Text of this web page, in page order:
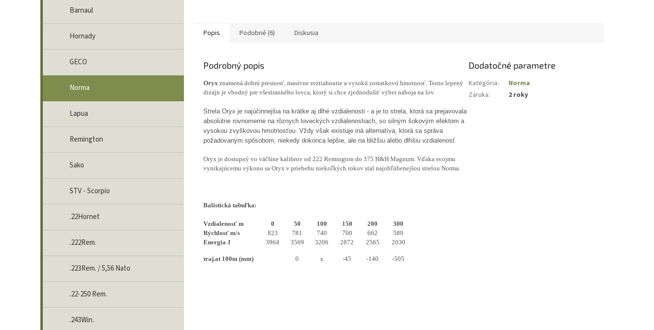
Barnaul
Hornady
GECO
Norma
Lapua
Remington
Sako
STV - Scorpio
.22Hornet
.222Rem.
.223Rem. / 5,56 Nato
.22-250 Rem.
.243Win.
Popis Podobné (6) Diskusia
Podrobný popis
Oryx znamená dobrú presnosť, masívne roztiahnutie a vysokú zostatkovú hmotnosť. Tento lepený
dizajn je vhodný pre všestranného lovca, ktorý si chce zjednodušiť výber náboja na lov.
Strela Oryx je najúčinnejšia na krátke aj dlhé vzdialenosti - a je to strela, ktorá sa prejavovala
absolútne rovnomerne na rôznych loveckých vzdialenostiach, so silným šokovým efektom a
vysokou zvyškovou hmotnosťou. Vždy však existuje iná alternatíva, ktorá sa správa
požadovaným spôsobom, niekedy dokonca lepšie, ale na bližšiu alebo dlhšiu vzdialenosť.
Oryx je dostupný vo väčšine kalibrov od 222 Remington do 375 H&H Magnum. Vďaka svojmu
vynikajúcemu výkonu sa Oryx v priebehu niekoľkých rokov stal najobľúbenejšou strelou Norma.
Balistická tabuľka:
Vzdialenosť m 0 50 100 150 200
300
Rýchlosť m/s
823 781 740 700 662
589
Energia J
3964 3569 3206 2872 2565 2030
traj.at 100m (mm) 0 x -45 -140 -505
Dodatočné parametre
Kategória:
Norma
Záruka: 2 roky